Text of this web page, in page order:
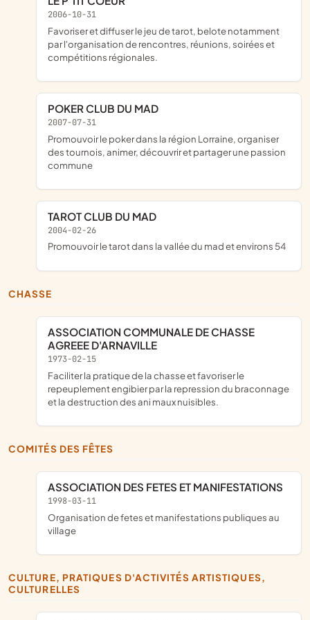
2006-10-31
favoriser et diffuser le jeu de tarot, belote notamment
par l'organisation de rencontres, réunions, soirées et
compétitions régionales.
POKER CLUB DU MAD
2007-07-31
promouvoir le poker dans la région Lorraine, organiser
des tournois, animer, découvrir et partager une passion
commune
TAROT CLUB DU MAD
2004-02-26
promouvoir le tarot dans la vallée du mad et environs 54
CHASSE
ASSOCIATION COMMUNALE DE CHASSE
AGREEE D'ARNAVILLE
1973-02-15
faciliter la pratique de la chasse et favoriser le
repeuplement engibier par la repression du braconnage
et la destruction des ani maux nuisibles.
COMITÉS DES FÊTES
ASSOCIATION DES FETES ET MANIFESTATIONS
1998-03-11
Organisation de fetes et manifestations publiques au
village
CULTURE, PRATIQUES D'ACTIVITÉS ARTISTIQUES,
CULTURELLES